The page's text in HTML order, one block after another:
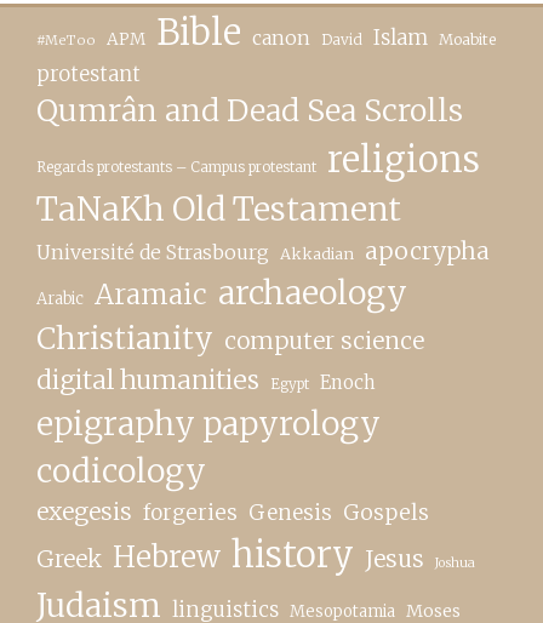
#MeToo APM Bible canon David Islam Moabite
protestant
Qumrân and Dead Sea Scrolls
Regards protestants – Campus protestant religions
TaNaKh Old Testament
Université de Strasbourg Akkadian apocrypha
Arabic Aramaic archaeology
Christianity computer science
digital humanities Egypt Enoch
epigraphy papyrology
codicology
exegesis forgeries Genesis Gospels
Greek Hebrew history Jesus Joshua
Judaism linguistics Mesopotamia Moses